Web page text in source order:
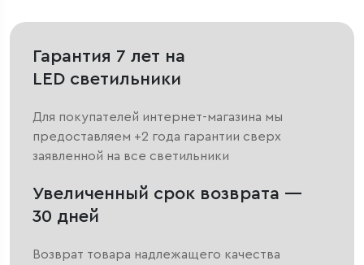
Гарантия 7 лет на
LED светильники
Для покупателей интернет-магазина мы
предоставляем +2 года гарантии сверх
заявленной на все светильники
Увеличенный срок возврата —
30 дней
Возврат товара надлежащего качества